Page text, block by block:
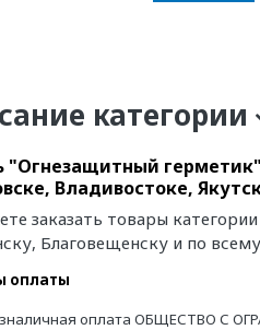
категории
"Огнезащитный
Владивостоке,
заказать товары
Благовещенску и по
оплаты
оплата ОБЩЕСТВО С